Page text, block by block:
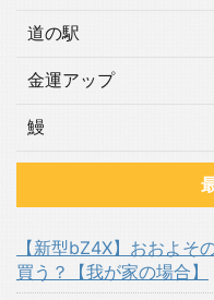
道の駅
金運アップ
鰻
【新型bZ4X】おおよそ
買う？【我が家の場合】